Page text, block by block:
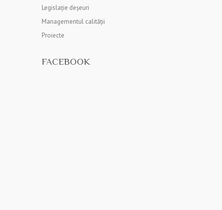
Legislație deșeuri
Managementul calității
Proiecte
FACEBOOK